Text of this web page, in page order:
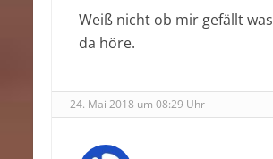
Weiß nicht ob mir gefällt
da höre.
24. Mai 2018 um 08:29 Uhr